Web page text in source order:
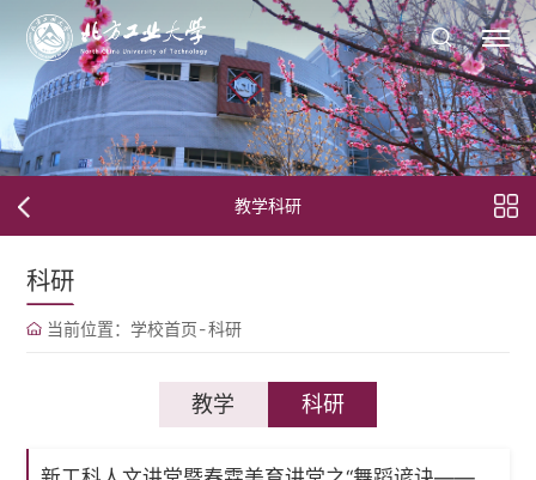
教学科研
科研
当前位置： 学校首页-科研
教学 科研